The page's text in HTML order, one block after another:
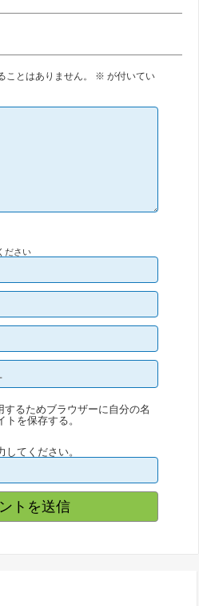
ことはありません。 ※ が付いてい
ださい
するためブラウザーに自分の名
を保存する。
してください。